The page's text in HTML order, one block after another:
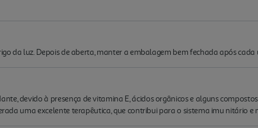
da luz. Depois de aberta, manter a embalagem bem fechada após cada
devido à presença de vitamina E, ácidos orgânicos e alguns
uma excelente terapêutica, que contribui para o sistema imu nitário e